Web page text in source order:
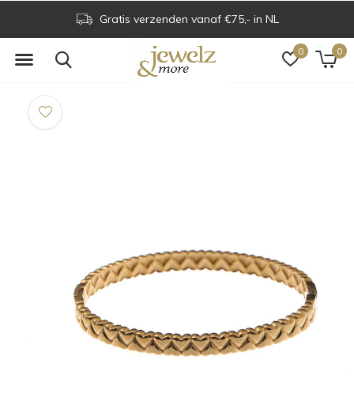
0 0
Gratis verzenden vanaf €75,- in NL